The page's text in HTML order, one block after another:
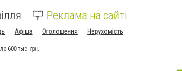
Реклама на сайті
Афіша Оголошення Нерухомість
600 тыс. грн.